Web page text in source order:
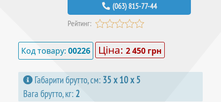
(063) 815-77-44
Рейтинг:
Код товару: 00226 Ціна: 2 450 грн
Габарити брутто, см: 35 х 10 х 5
Вага брутто, кг: 2